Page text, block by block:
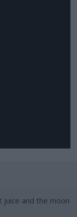
juice and the moon